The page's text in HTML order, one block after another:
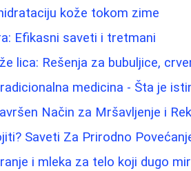
kože tokom zime
Efikasni saveti i tretmani
lica: Rešenja za bubuljice,
medicina - Šta je
Način za Mršavljenje i
Saveti Za Prirodno
i mleka za telo koji dugo